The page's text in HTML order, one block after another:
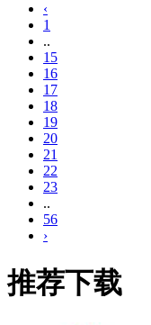
‹
1
..
15
16
17
18
19
20
21
22
23
..
56
›
推荐下载